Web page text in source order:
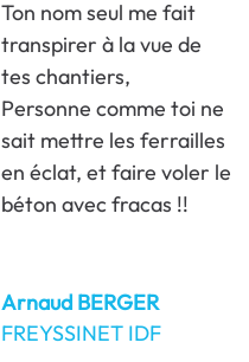
Ton nom seul me fait
transpirer à la vue de
tes chantiers,
Personne comme toi ne
sait mettre les ferrailles
en éclat, et faire voler le
béton avec fracas !!
Arnaud BERGER
FREYSSINET IDF